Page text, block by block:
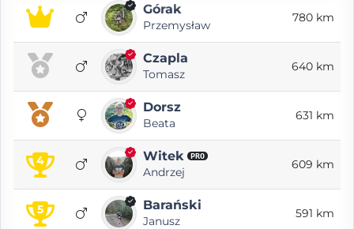
Górak
Przemysław
780 km
Czapla
Tomasz
640 km
Dorsz
Beata
631 km
4 Witek PRO
Andrzej
609 km
5 Barański
Janusz
591 km